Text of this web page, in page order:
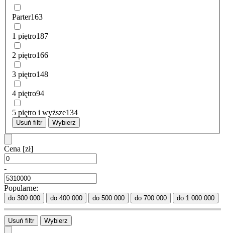
Parter163
1 piętro187
2 piętro166
3 piętro148
4 piętro94
5 piętro i wyższe134
Usuń filtr Wybierz
Cena [zł]
-
Popularne:
do 300 000 do 400 000 do 500 000 do 700 000 do 1 000 000
Usuń filtr Wybierz